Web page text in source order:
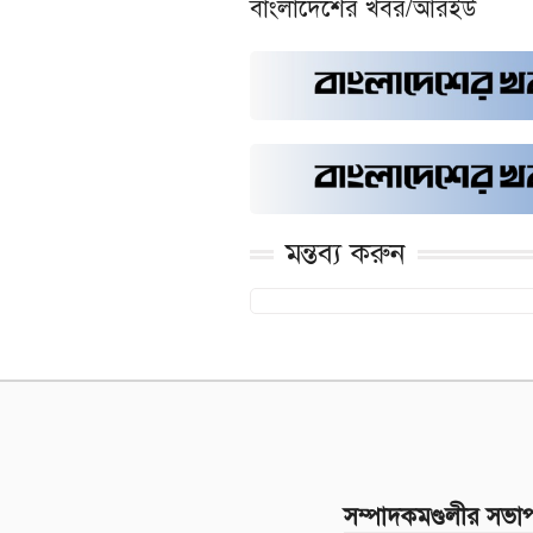
বাংলাদেশের খবর/আরইউ
মন্তব্য করুন
সম্পাদকমণ্ডলীর